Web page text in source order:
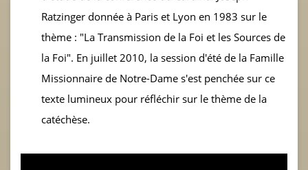
Ratzinger donnée à Paris et Lyon en 1983 sur le
thème : "La Transmission de la Foi et les Sources de
la Foi". En juillet 2010, la session d'été de la Famille
Missionnaire de Notre-Dame s'est penchée sur ce
texte lumineux pour réfléchir sur le thème de la
catéchèse.